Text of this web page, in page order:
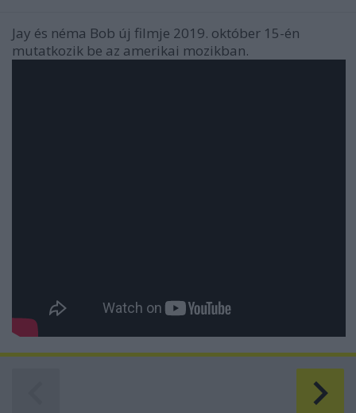
Jay és néma Bob új filmje 2019. október 15-én
mutatkozik be az amerikai mozikban.